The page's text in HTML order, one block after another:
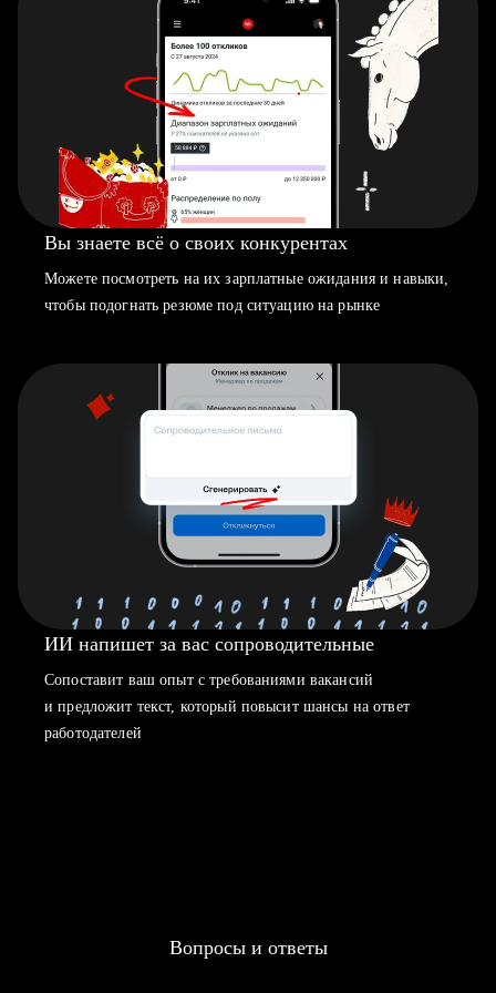
Вы знаете всё о своих конкурентах
Можете посмотреть на их зарплатные ожидания и навыки,
чтобы подогнать резюме под ситуацию на рынке
ИИ напишет за вас сопроводительные
Сопоставит ваш опыт с требованиями вакансий
и предложит текст, который повысит шансы на ответ
работодателей
Вопросы и ответы